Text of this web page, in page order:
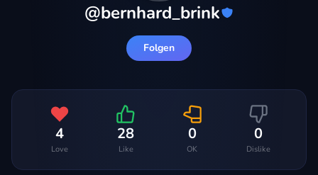
@bernhard_brink
Folgen
4
Love
28
Like
0
OK
0
Dislike